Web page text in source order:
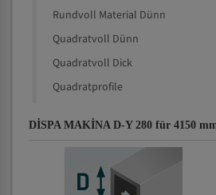
Rundvoll Material Dünn
Quadratvoll Dünn
Quadratvoll Dick
Quadratprofile
DİSPA MAKİNA D-Y 280 für 4150